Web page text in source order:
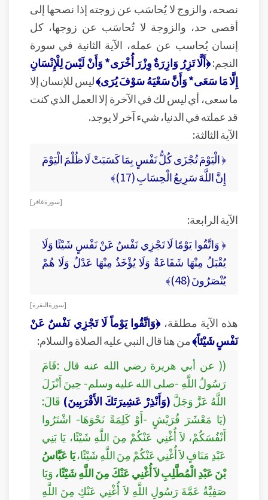
نصحه، والزوج لا يُحاسَب عن زوجته إذا نصحها إلى
أقصى حد، والزوجة لا تُحاسَب عن زوجها، كل
إنسان يُحاسب عن عمله، الآية الثانية في سورة
النجم:﴿أَلَّا تَزِرُ وَازِرَةٌ وِزْرَ أُخْرَى* وَأَنْ لَيْسَ لِلْإِنْسَانِ
إِلَّا مَا سَعَى* وَأَنَّ سَعْيَهُ سَوْفَ يُرَى﴾ليس للإنسان إلا
ما سعى، أي ليس لك في الآخرة إلا العمل الذي كنت
قد عملته في الدنيا، شيء آخر لا يوجد.
الآية الثالثة:
﴿ الْيَوْمَ تُجْزَى كُلُّ نَفْسٍ بِمَا كَسَبَتْ لَا ظُلْمَ الْيَوْمَ
إِنَّ اللَّهَ سَرِيعُ الْحِسَابِ (17)﴾
[ سورة غافر ]
الآية الرابعة:
﴿ وَاتَّقُوا يَوْمًا لَا تَجْزِي نَفْسٌ عَنْ نَفْسٍ شَيْئًا وَلَا
يُقْبَلُ مِنْهَا شَفَاعَةٌ وَلَا يُؤْخَذُ مِنْهَا عَدْلٌ وَلَا هُمْ
يُنْصَرُونَ (48)﴾
[ سورة البقرة ]
هذه الآية مطلقة،﴿وَاتَّقُوا يَوْماً لَا تَجْزِي نَفْسٌ عَنْ
نَفْسٍ شَيْئاً﴾من هنا قال النبي عليه الصلاة والسلام:
(( عن أبي هريرة رضي الله عنه قال :قَامَ
رَسُولُ اللَّهِ -صلى الله عليه وسلم- حِينَ أَنْزَلَ
اللَّهُ عَزَّ وَجَلَّ (وَأَنْذِرْ عَشِيرَتَكَ الأَقْرَبِينَ) قَالَ:
(يَا مَعْشَرَ قُرَيْشٍ -أَوْ كَلِمَةً نَحْوَهَا- اشْتَرُوا
أَنْفُسَكُمْ، لاَ أُغْنِي عَنْكُمْ مِنَ اللَّهِ شَيْئًا، يَا بَنِي
عَبْدِ مَنَافٍ لاَ أُغْنِي عَنْكُمْ مِنَ اللَّهِ شَيْئًا،يَا عَبَّاسُ
بْنَ عَبْدِ الْمُطَّلِبِ لاَ أُغْنِي عَنْكَ مِنَ اللَّهِ شَيْئًا، وَيَا
صَفِيَّةُ عَمَّةَ رَسُولِ اللَّهِ لاَ أُغْنِي عَنْكِ مِنَ اللَّهِ